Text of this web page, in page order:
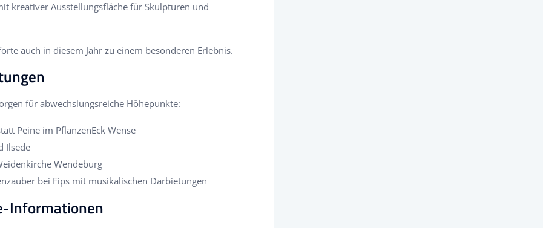
kreativer Ausstellungsfläche für Skulpturen und
auch in diesem Jahr zu einem besonderen Erlebnis.
für abwechslungsreiche Höhepunkte:
Peine im PflanzenEck Wense
Ilsede
Wendeburg
bei Fips mit musikalischen Darbietungen
Informationen